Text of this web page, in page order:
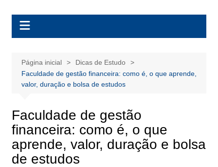
BolsasEAD
Página inicial
Dicas de Estudo
Faculdade de gestão financeira: como é, o que aprende,
valor, duração e bolsa de estudos
Faculdade de gestão
financeira: como é, o que
aprende, valor, duração e bolsa
de estudos